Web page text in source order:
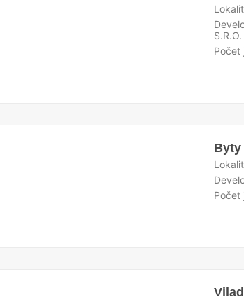
S.R.O.
Počet
Byty
Počet